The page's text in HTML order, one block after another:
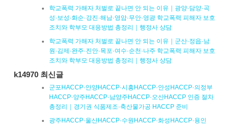
학교폭력 가해자 처벌로 끝나면 안 되는 이유｜광양·담양·곡
성·보성·화순·강진·해남·영암·무안·영광 학교폭력 피해자 보호
조치와 학부모 대응방법 총정리｜행정사 상담
학교폭력 가해자 처벌로 끝나면 안 되는 이유｜군산·정읍·남
원·김제·완주·진안·목포·여수·순천·나주 학교폭력 피해자 보호
조치와 학부모 대응방법 총정리｜행정사 상담
k14970 최신글
군포HACCP·안양HACCP·시흥HACCP·안성HACCP·의정부
HACCP·양주HACCP·남양주HACCP·오산HACCP 인증 절차
총정리｜경기권 식품제조·축산물가공 HACCP 준비
광주HACCP·울산HACCP·수원HACCP·화성HACCP·용인